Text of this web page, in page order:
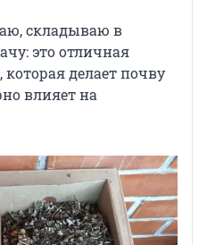
складываю в
это отличная
делает почву
влияет на